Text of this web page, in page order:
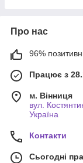
Про нас
96%
Працює з
м. Вінниця
вул.
Україна
Контакти
Сьогодні